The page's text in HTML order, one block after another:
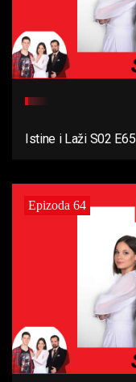
Istine i Laži S02 E65
Epizoda 64